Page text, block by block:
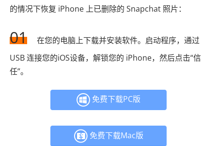
的情况下恢复 iPhone 上已删除的 Snapchat 照片：
01
在您的电脑上下载并安装软件。启动程序，通过
USB 连接您的iOS设备，解锁您的 iPhone，然后点击“信
任”。
免费下载PC版
免费下载Mac版